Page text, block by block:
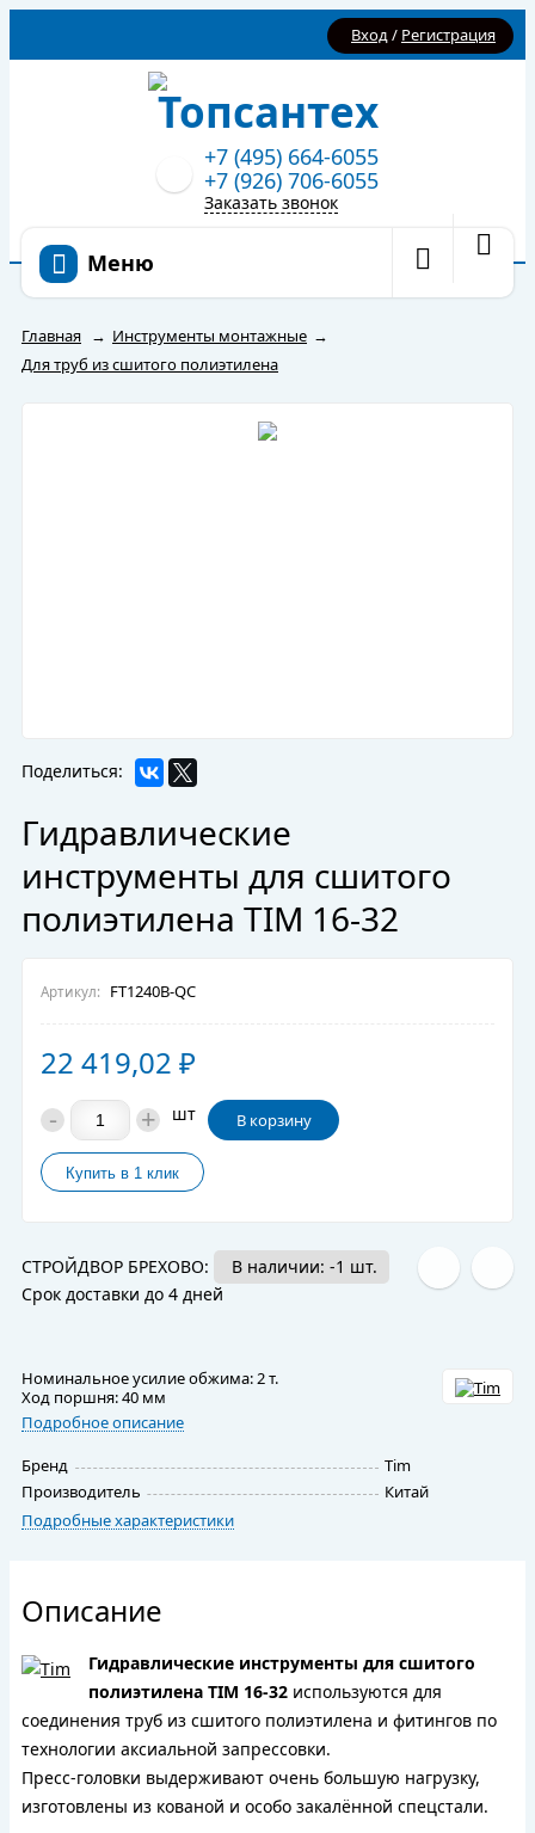
Вход/ Регистрация
+7 (495) 664-6055
+7 (926) 706-6055
Заказать звонок
Меню
Главная → Инструменты монтажные →
Для труб из сшитого полиэтилена
Поделиться:
Гидравлические
инструменты для сшитого
полиэтилена TIM 16-32
Артикул: FT1240B-QC
22 419,02 ₽
- + шт В корзину
СТРОЙДВОР БРЕХОВО:
В наличии: -1 шт.
Срок доставки до 4 дней
Номинальное усилие обжима: 2 т.
Ход поршня: 40 мм
Подробное описание
Бренд
Tim
Производитель
Китай
Подробные характеристики
Описание
Гидравлические инструменты для сшитого
полиэтилена TIM 16-32 используются для
соединения труб из сшитого полиэтилена и фитингов по
технологии аксиальной запрессовки.
Пресс-головки выдерживают очень большую нагрузку,
изготовлены из кованой и особо закалённой спецстали.